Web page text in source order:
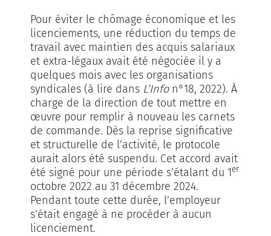
Pour éviter le chômage économique et les
licenciements, une réduction du temps de
travail avec maintien des acquis salariaux
et extra-légaux avait été négociée il y a
quelques mois avec les organisations
syndicales (à lire dans L’Infon°18, 2022). À
charge de la direction de tout mettre en
œuvre pour remplir à nouveau les carnets
de commande. Dès la reprise significative
et structurelle de l’activité, le protocole
aurait alors été suspendu. Cet accord avait
été signé pour une période s’étalant du 1er
octobre 2022 au 31 décembre 2024.
Pendant toute cette durée, l’employeur
s’était engagé à ne procéder à aucun
licenciement.